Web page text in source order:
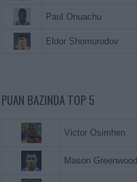
Paul Onuachu
Eldor Shomurodov
PUAN BAZINDA TOP 5
Victor Osimhen
Mason Greenwood